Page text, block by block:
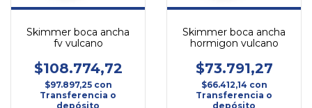
Skimmer boca ancha
fv vulcano
$108.774,72
$97.897,25 con
Transferencia o
depósito
Skimmer boca ancha
hormigon vulcano
$73.791,27
$66.412,14 con
Transferencia o
depósito